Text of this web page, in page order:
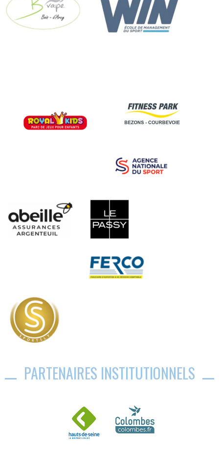
PARTENAIRES INSTITUTIONNELS